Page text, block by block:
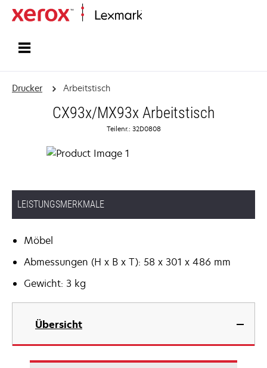
Drucker Arbeitstisch
CX93x/MX93x Arbeitstisch
Teilenr.: 32D0808
LEISTUNGSMERKMALE
Möbel
Abmessungen (H x B x T): 58 x 301 x 486 mm
Gewicht: 3 kg
Übersicht